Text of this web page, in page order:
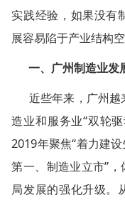
实践经验，如果没有
展容易陷于产业结构
一、广州制造业发
近些年来，广州越
造业和服务业“双轮
2019年聚焦“着力建
第一、制造业立市”
局发展的强化升级。